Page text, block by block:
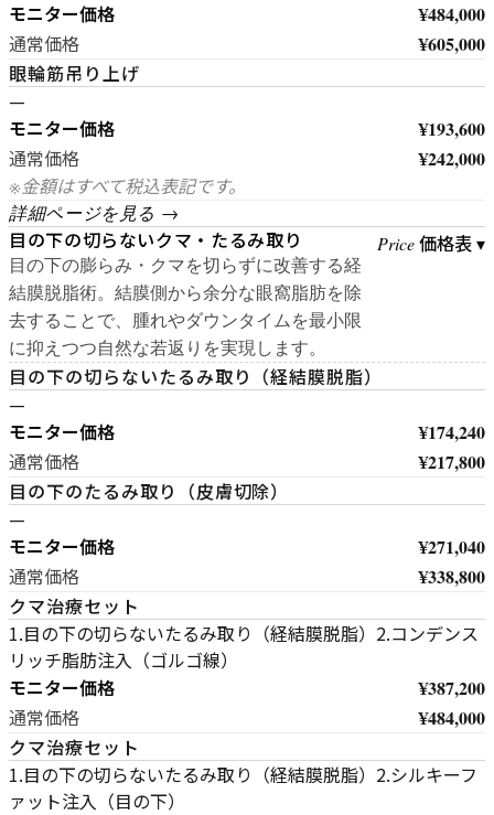
モニター価格 ¥484,000
通常価格 ¥605,000
眼輪筋吊り上げ
—
モニター価格 ¥193,600
通常価格 ¥242,000
※金額はすべて税込表記です。
詳細ページを見る →
目の下の切らないクマ・たるみ取り
目の下の膨らみ・クマを切らずに改善する経
結膜脱脂術。結膜側から余分な眼窩脂肪を除
去することで、腫れやダウンタイムを最小限
に抑えつつ自然な若返りを実現します。
Price価格表 ▾
目の下の切らないたるみ取り（経結膜脱脂）
—
モニター価格 ¥174,240
通常価格 ¥217,800
目の下のたるみ取り（皮膚切除）
—
モニター価格 ¥271,040
通常価格 ¥338,800
クマ治療セット
1.目の下の切らないたるみ取り（経結膜脱脂）2.コンデンス
リッチ脂肪注入（ゴルゴ線）
モニター価格 ¥387,200
通常価格 ¥484,000
クマ治療セット
1.目の下の切らないたるみ取り（経結膜脱脂）2.シルキーフ
ァット注入（目の下）